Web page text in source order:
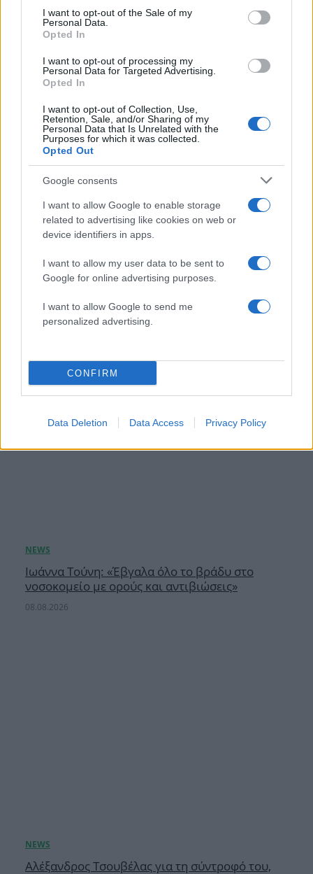
consent section.
I want to opt-out of the Sale of my
Personal Data.
Opted In
I want to opt-out of processing my
Personal Data for Targeted Advertising.
Opted In
I want to opt-out of Collection, Use,
Retention, Sale, and/or Sharing of my
Personal Data that Is Unrelated with the
Purposes for which it was collected.
Opted Out
Google consents
I want to allow Google to enable storage
related to advertising like cookies on web or
device identifiers in apps.
I want to allow my user data to be sent to
Google for online advertising purposes.
I want to allow Google to send me
personalized advertising.
CONFIRM
Data Deletion Data Access Privacy Policy
Αλεξάνδρα Νίκα: Περήφανη για την αδελφή της
και το νέο επαγγελματικό της βήμα –
09.08.2026
Ιωάννα Τούνη: «Έβγαλα όλο το βράδυ στο
νοσοκομείο με ορούς και αντιβιώσεις»
08.08.2026
Αλέξανδρος Τσουβέλας για τη σύντροφό του,